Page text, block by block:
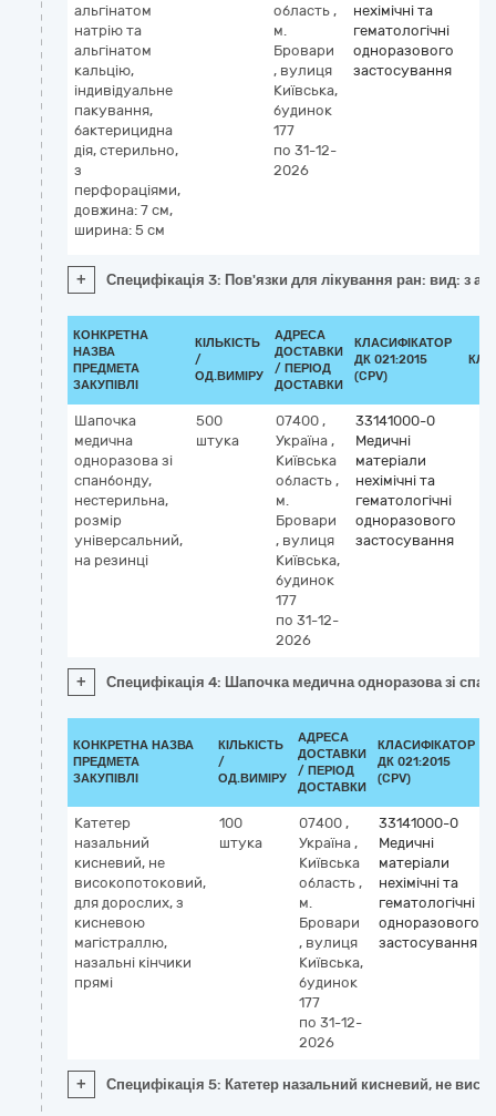
альгінатом
натрію та
альгінатом
кальцію,
індивідуальне
пакування,
бактерицидна
дія, стерильно,
з
перфораціями,
довжина: 7 см,
ширина: 5 см
область ,
м.
Бровари
, вулиця
Київська,
будинок
177
по 31-12-
2026
нехімічні та
гематологічні
одноразового
застосування
+ Специфікація 3: Пов'язки для лікування ран: вид: з
КОНКРЕТНА
НАЗВА
ПРЕДМЕТА
ЗАКУПІВЛІ
КІЛЬКІСТЬ
/
ОД.ВИМІРУ
АДРЕСА
ДОСТАВКИ
/ ПЕРІОД
ДОСТАВКИ
КЛАСИФІКАТОР
ДК 021:2015
(CPV)
Шапочка
медична
одноразова зі
спанбонду,
нестерильна,
розмір
універсальний,
на резинці
500
штука
07400 ,
Україна ,
Київська
область ,
м.
Бровари
, вулиця
Київська,
будинок
177
по 31-12-
2026
33141000-0
Медичні
матеріали
нехімічні та
гематологічні
одноразового
застосування
+ Специфікація 4: Шапочка медична одноразова зі
КОНКРЕТНА НАЗВА
ПРЕДМЕТА
ЗАКУПІВЛІ
КІЛЬКІСТЬ
/
ОД.ВИМІРУ
АДРЕСА
ДОСТАВКИ
/ ПЕРІОД
ДОСТАВКИ
КЛАСИФІКАТОР
ДК 021:2015
(CPV)
Катетер
назальний
кисневий, не
високопотоковий,
для дорослих, з
кисневою
магістраллю,
назальні кінчики
прямі
100
штука
07400 ,
Україна ,
Київська
область ,
м.
Бровари
, вулиця
Київська,
будинок
177
по 31-12-
2026
33141000-0
Медичні
матеріали
нехімічні та
гематологічні
одноразового
застосування
+ Специфікація 5: Катетер назальний кисневий, не